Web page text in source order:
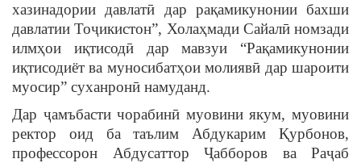
хазинадории давлатӣ дар рақамикунонии бахши
давлатии Тоҷикистон”, Холаҳмади Сайалӣ номзади
илмҳои иқтисодӣ дар мавзуи “Рақамикунонии
иқтисодиёт ва муносибатҳои молиявӣ дар шароити
муосир” суханронӣ намуданд.
Дар ҷамъбасти чорабинӣ муовини якум, муовини
ректор оид ба таълим Абдукарим Қурбонов,
профессорон Абдусаттор Ҷабборов ва Раҷаб